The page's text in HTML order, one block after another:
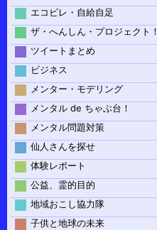
エコビレ・自給自足
ザ・へんしん・プロジェクト！
ツイートまとめ
ビジネス
メンター・モデリング
メンタル de ちゃぶ台！
メンタル問題対策
仙人さんを探せ
体験レポート
公益、霊的目的
地域おこし協力隊
子供と地球の未来